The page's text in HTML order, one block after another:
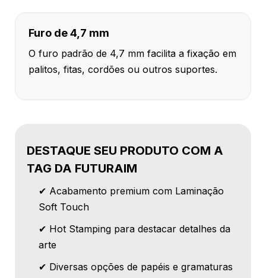
Furo de 4,7 mm
O furo padrão de 4,7 mm facilita a fixação em
palitos, fitas, cordões ou outros suportes.
DESTAQUE SEU PRODUTO COM A
TAG DA FUTURAIM
✔ Acabamento premium com Laminação
Soft Touch
✔ Hot Stamping para destacar detalhes da
arte
✔ Diversas opções de papéis e gramaturas